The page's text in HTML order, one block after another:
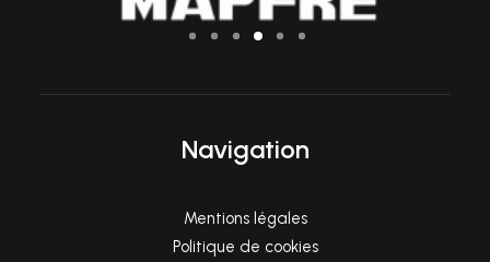
Navigation
Mentions légales
Politique de cookies